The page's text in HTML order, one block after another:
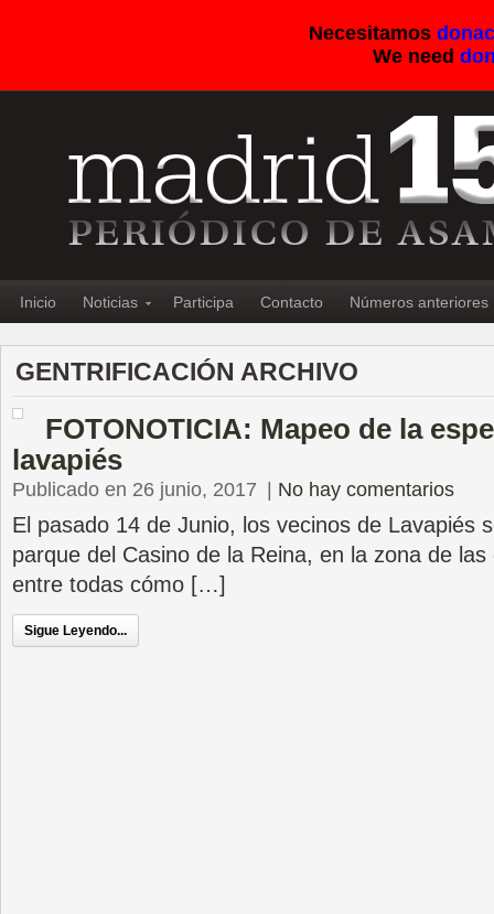
Necesitamos
We need
Inicio Noticias Participa Contacto Números anteriores
GENTRIFICACIÓN ARCHIVO
FOTONOTICIA: Mapeo de la
lavapiés
Publicado en 26 junio, 2017 No hay comentarios
El pasado 14 de Junio, los vecinos de Lavapiés
parque del Casino de la Reina, en la zona de
entre todas cómo […]
Sigue Leyendo...